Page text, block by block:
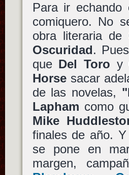
Para ir
comiquero. No
obra literaria de
Oscuridad.
que Del Toro y
Horsesacar
de las novelas,
Lapham como
Mike
finales de año.
se pone en
margen,